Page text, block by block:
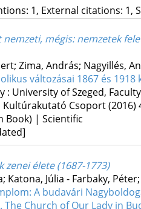
1, External citations: 1,
mégis: nemzetek
Zima, András; Nagyillés,
változásai 1867 és 1918
: University of Szeged,
Kultúrakutató Csoport(2016)
Book) | Scientific
zenei élete (1687-1773)
Katona, Júlia - Farbaky,
A budavári
The Church of Our Lady in